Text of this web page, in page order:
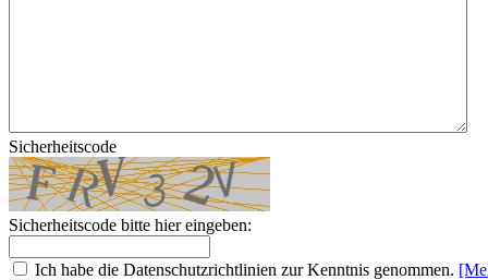
Sicherheitscode
Sicherheitscode bitte hier eingeben:
Ich habe die Datenschutzrichtlinien zur Kenntnis genommen.